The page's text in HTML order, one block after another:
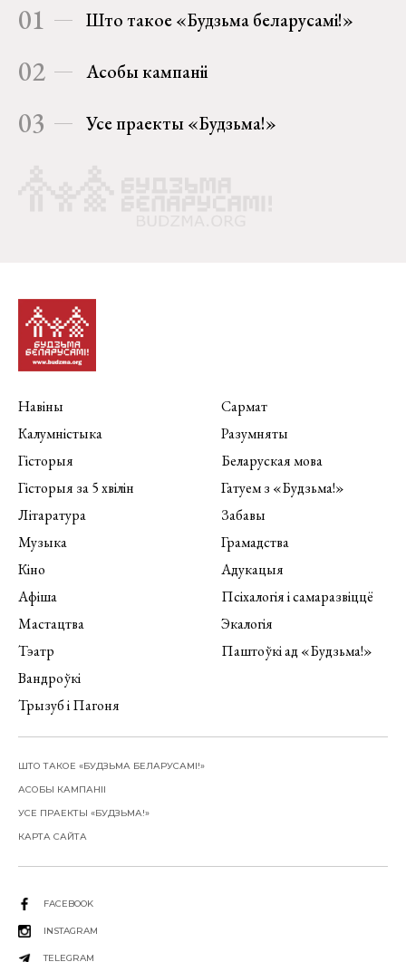
01 Што такое «Будзьма беларусамі!»
02 Асобы кампаніі
03 Усе праекты «Будзьма!»
Навіны
Калумністыка
Гісторыя
Гісторыя за 5 хвілін
Літаратура
Музыка
Кіно
Афіша
Мастацтва
Тэатр
Вандроўкі
Трызуб і Пагоня
Сармат
Разумняты
Беларуская мова
Гатуем з «Будзьма!»
Забавы
Грамадства
Адукацыя
Псіхалогія і самаразвіццё
Экалогія
Паштоўкі ад «Будзьма!»
ШТО ТАКОЕ «БУДЗЬМА БЕЛАРУСАМІ!»
АСОБЫ КАМПАНІІ
УСЕ ПРАЕКТЫ «БУДЗЬМА!»
КАРТА САЙТА
FACEBOOK
INSTAGRAM
TELEGRAM